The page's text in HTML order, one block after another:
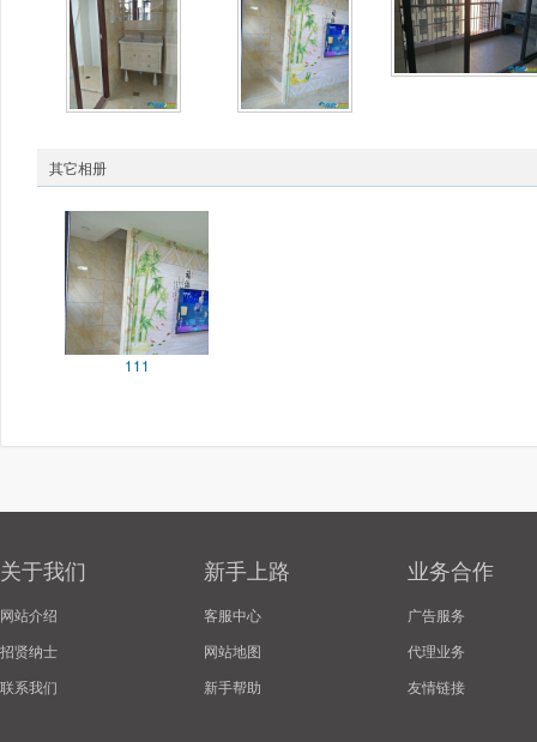
其它相册
111
关于我们
网站介绍
招贤纳士
联系我们
新手上路
客服中心
网站地图
新手帮助
业务合作
广告服务
代理业务
友情链接